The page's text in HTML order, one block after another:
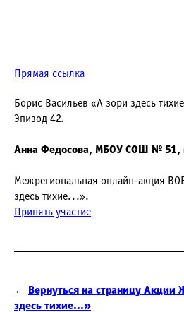
Прямая ссылка
Борис Васильев «А зори здесь
Эпизод 42.
Анна Федосова, МБОУ СОШ № 51,
Межрегиональная онлайн-акция
здесь тихие...».
Принять участие
←
Вернуться на страницу Акции
здесь тихие...»